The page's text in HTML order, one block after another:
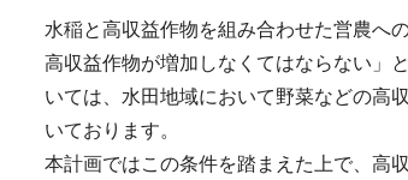
水稲と高収益作物を組み合わせた営農へ
高収益作物が増加しなくてはならない」
いては、水田地域において野菜などの高
いております。
本計画ではこの条件を踏まえた上で、高